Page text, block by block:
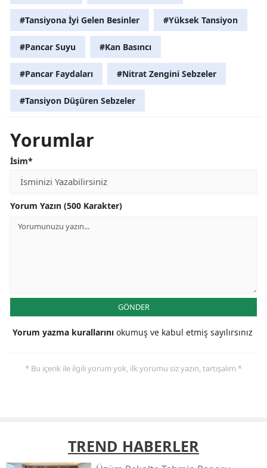
#Tansiyona İyi Gelen Besinler #Yüksek Tansiyon
#Pancar Suyu #Kan Basıncı
#Pancar Faydaları #Nitrat Zengini Sebzeler
#Tansiyon Düşüren Sebzeler
Yorumlar
İsim*
Yorum Yazın (500 Karakter)
GÖNDER
Yorum yazma kurallarını okumuş ve kabul etmiş sayılırsınız
* Bu içerik ile ilgili yorum yok, ilk yorumu siz yazın, tartışalım *
TREND HABERLER